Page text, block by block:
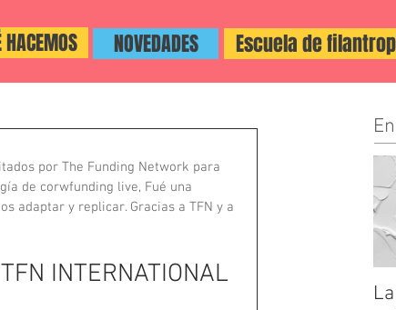
HACEMOS NOVEDADES Escuela de
por The Funding Network para
de corwfunding live, Fué una
adaptar y replicar. Gracias a TFN y a
INTERNATIONAL